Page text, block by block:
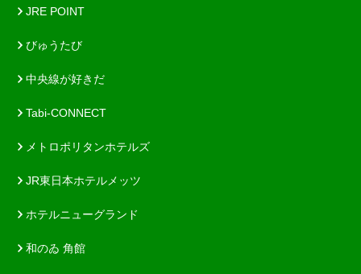
JRE POINT
びゅうたび
中央線が好きだ
Tabi-CONNECT
メトロポリタンホテルズ
JR東日本ホテルメッツ
ホテルニューグランド
和のゐ 角館